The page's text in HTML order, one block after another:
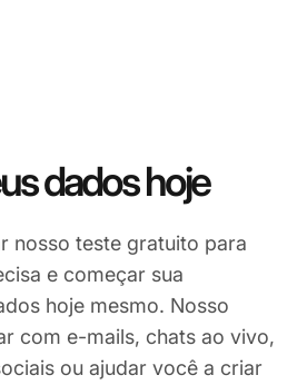
dados hoje
nosso teste gratuito para
e começar sua
hoje mesmo. Nosso
com e-mails, chats ao vivo,
ou ajudar você a criar